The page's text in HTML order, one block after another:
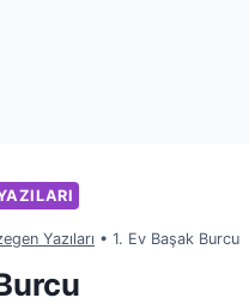
Yazıları • 1. Ev Başak Burcu